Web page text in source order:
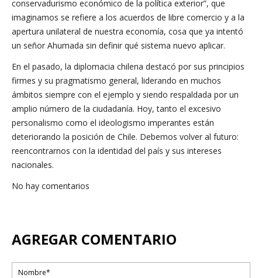
conservadurismo económico de la política exterior”, que
imaginamos se refiere a los acuerdos de libre comercio y a la
apertura unilateral de nuestra economía, cosa que ya intentó
un señor Ahumada sin definir qué sistema nuevo aplicar.
En el pasado, la diplomacia chilena destacó por sus principios
firmes y su pragmatismo general, liderando en muchos
ámbitos siempre con el ejemplo y siendo respaldada por un
amplio número de la ciudadanía. Hoy, tanto el excesivo
personalismo como el ideologismo imperantes están
deteriorando la posición de Chile. Debemos volver al futuro:
reencontrarnos con la identidad del país y sus intereses
nacionales.
No hay comentarios
AGREGAR COMENTARIO